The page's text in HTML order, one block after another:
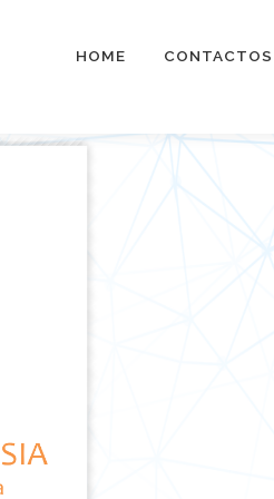
HOME CONTACTOS